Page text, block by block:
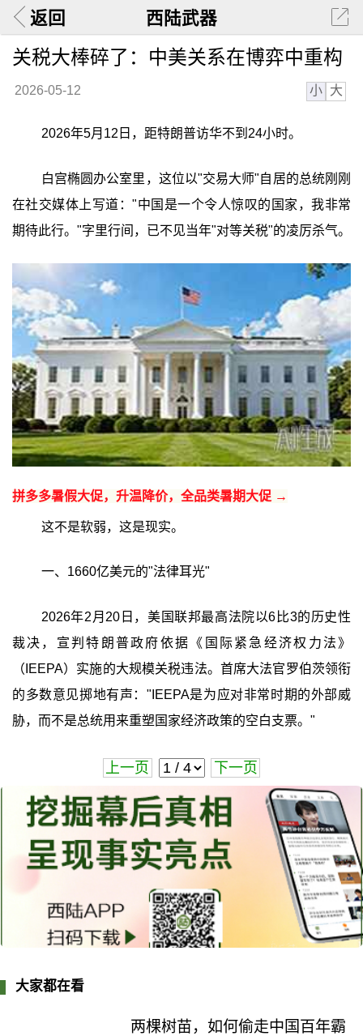
返回 西陆武器
关税大棒碎了：中美关系在博弈中重构
2026-05-12 小 大
2026年5月12日，距特朗普访华不到24小时。
白宫椭圆办公室里，这位以"交易大师"自居的总统刚刚
在社交媒体上写道："中国是一个令人惊叹的国家，我非常
期待此行。"字里行间，已不见当年"对等关税"的凌厉杀气。
拼多多暑假大促，升温降价，全品类暑期大促 →
这不是软弱，这是现实。
一、1660亿美元的"法律耳光"
2026年2月20日，美国联邦最高法院以6比3的历史性
裁决，宣判特朗普政府依据《国际紧急经济权力法》
（IEEPA）实施的大规模关税违法。首席大法官罗伯茨领衔
的多数意见掷地有声："IEEPA是为应对非常时期的外部威
胁，而不是总统用来重塑国家经济政策的空白支票。"
上一页 下一页
大家都在看
两棵树苗，如何偷走中国百年霸